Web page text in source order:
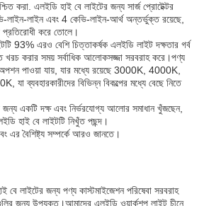
করা. এলইডি হাই বে লাইটের জন্য সার্জ প্রোটেক্টর
লাইন এবং 4 কেভি-লাইন-আর্থ অন্তর্ভুক্ত রয়েছে,
প্রতিরোধী করে তোলে।
93% এরও বেশি চিত্তাকর্ষক এলইডি লাইট দক্ষতার গর্ব
খরচ করার সময় সর্বাধিক আলোকসজ্জা সরবরাহ করে।পণ্য
পাওয়া যায়, যার মধ্যে রয়েছে 3000K, 4000K,
ব্যবহারকারীদের বিভিন্ন বিকল্পের মধ্যে বেছে নিতে
একটি দক্ষ এবং নির্ভরযোগ্য আলোর সমাধান খুঁজছেন,
হাই বে লাইটটি নিখুঁত পছন্দ।
এর বৈশিষ্ট্য সম্পর্কে আরও জানতে।
বে লাইটের জন্য পণ্য কাস্টমাইজেশন পরিষেবা সরবরাহ
জন্য উপযুক্ত।আমাদের এলইডি ওয়ার্কশপ লাইট চীনে